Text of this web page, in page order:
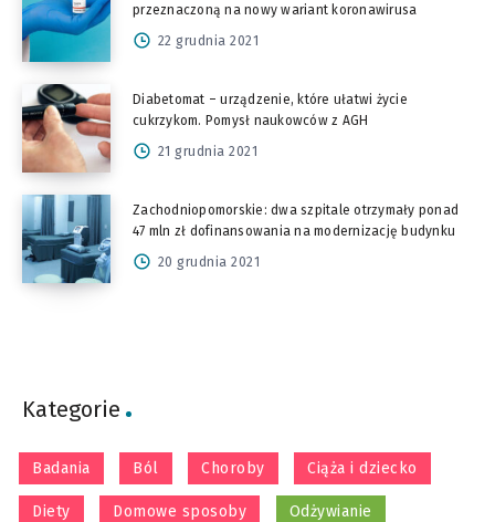
przeznaczoną na nowy wariant koronawirusa
22 grudnia 2021
Diabetomat – urządzenie, które ułatwi życie
cukrzykom. Pomysł naukowców z AGH
21 grudnia 2021
Zachodniopomorskie: dwa szpitale otrzymały ponad
47 mln zł dofinansowania na modernizację budynku
20 grudnia 2021
Kategorie
Badania Ból Choroby Ciąża i dziecko
Diety Domowe sposoby Odżywianie